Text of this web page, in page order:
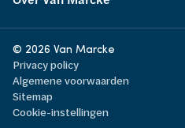
© 2026 Van Marcke
Privacy policy
Algemene voorwaarden
Sitemap
Cookie-instellingen